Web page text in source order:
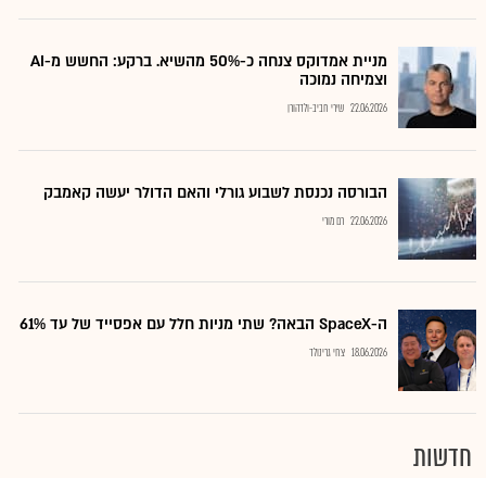
מניית אמדוקס צנחה כ-50% מהשיא. ברקע: החשש מ-AI
וצמיחה נמוכה
22.06.2026 שירי חביב-ולדהורן
הבורסה נכנסת לשבוע גורלי והאם הדולר יעשה קאמבק
22.06.2026 רם מורי
ה-SpaceX הבאה? שתי מניות חלל עם אפסייד של עד 61%
18.06.2026 צחי גרינולד
חדשות